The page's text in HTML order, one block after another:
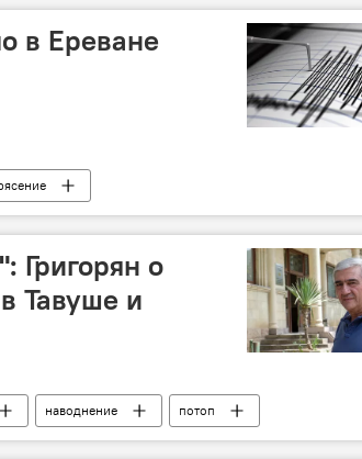
в Ереване
Григорян о
Тавуше и
наводнение
потоп